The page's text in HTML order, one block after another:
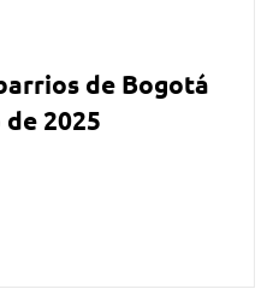
de Bogotá
2025